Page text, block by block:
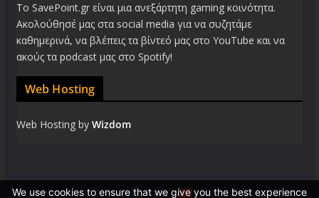
Το SavePoint.gr είναι μια ανεξάρτητη gaming κοινότητα.
Ακολούθησέ μας στα social media για να συζητάμε
καθημερινά, να βλέπεις τα βίντεό μας στο YouTube και να
ακούς τα podcast μας στο Spotify!
Web Hosting
Web Hosting by Wizdom
We use cookies to ensure that we give you the best experience